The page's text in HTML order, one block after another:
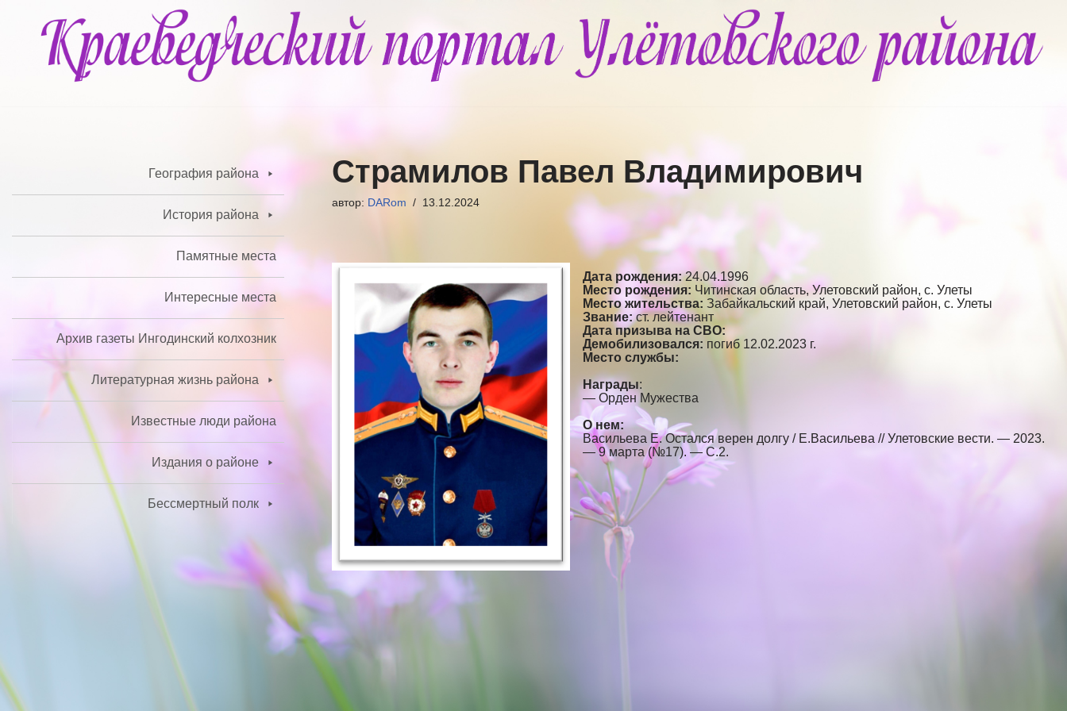
Перейти
содержимому
География района
История района
Памятные места
Интересные места
Архив газеты Ингодинский колхозник
Литературная жизнь района
Известные люди района
Издания о районе
Бессмертный полк
Страмилов Павел Владимирович
автор: DARom 13.12.2024
Дата рождения:24.04.1996
Место рождения: Читинская область, Улетовский район, с. Улеты
Место жительства: Забайкальский край, Улетовский район, с. Улеты
Звание:ст. лейтенант
Дата призыва на СВО:
Демобилизовался: погиб 12.02.2023 г.
Место службы:
Награды:
— Орден Мужества
О нем:
Васильева Е. Остался верен долгу / Е.Васильева // Улетовские вести. — 2023.
— 9 марта (№17). — С.2.